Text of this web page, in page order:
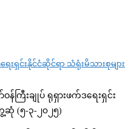
းရှင်းနိုင်ငံဆိုင်ရာ သံရုံးမိသားစုများ